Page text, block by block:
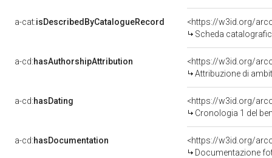
a-cat:isDescribedByCatalogueRecord
<https://w3id.org/
Scheda
a-cd:hasAuthorshipAttribution
<https://w3id.org/
Attribuzione di
a-cd:hasDating
<https://w3id.org/
Cronologia 1 del
a-cd:hasDocumentation
Documentazione